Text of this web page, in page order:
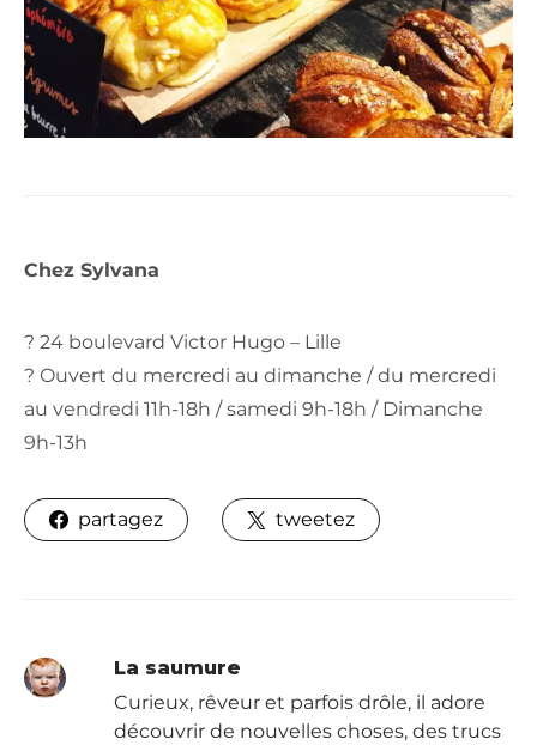
Chez Sylvana
? 24 boulevard Victor Hugo – Lille
? Ouvert du mercredi au dimanche / du mercredi
au vendredi 11h-18h / samedi 9h-18h / Dimanche
9h-13h
partagez tweetez
La saumure
Curieux, rêveur et parfois drôle, il adore
découvrir de nouvelles choses, des trucs